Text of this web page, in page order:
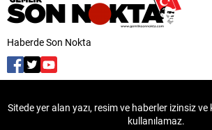
Haberde Son Nokta
Sitede yer alan yazı, resim ve haberler izinsiz
kullanılamaz.